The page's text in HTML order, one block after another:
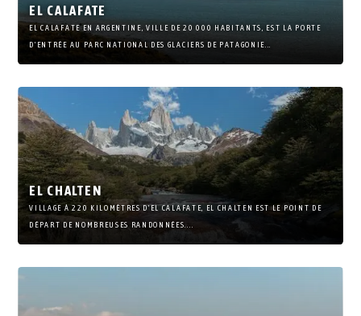
EL CALAFATE
EL CALAFATE EN ARGENTINE, VILLE DE 20 000 HABITANTS, EST LA PORTE
D’ENTRÉE AU PARC NATIONAL DES GLACIERS DE PATAGONIE...
EL CHALTEN
VILLAGE À 220 KILOMÈTRES D’EL CALAFATE, EL CHALTEN EST LE POINT DE
DÉPART DE NOMBREUSES RANDONNÉES....